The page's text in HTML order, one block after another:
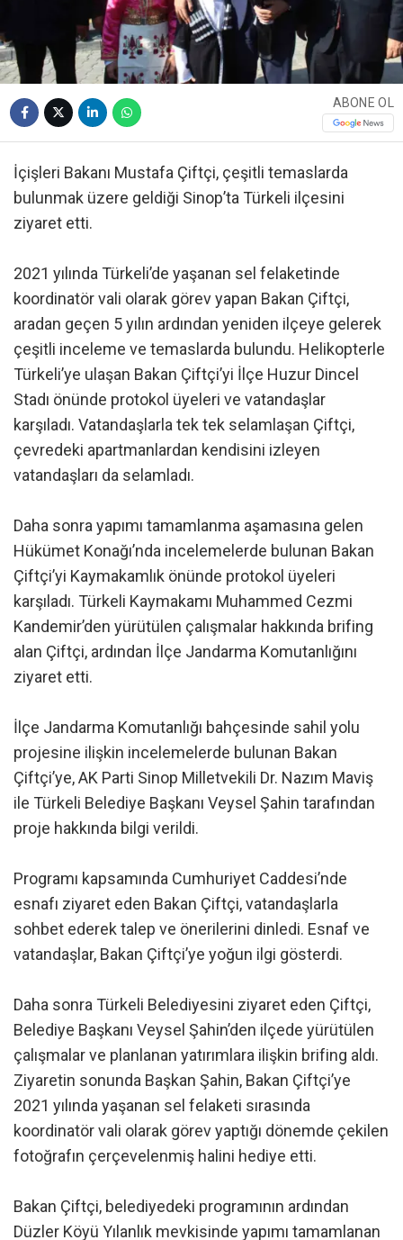
ABONE OL
İçişleri Bakanı Mustafa Çiftçi, çeşitli temaslarda
bulunmak üzere geldiği Sinop’ta Türkeli ilçesini
ziyaret etti.
2021 yılında Türkeli’de yaşanan sel felaketinde
koordinatör vali olarak görev yapan Bakan Çiftçi,
aradan geçen 5 yılın ardından yeniden ilçeye gelerek
çeşitli inceleme ve temaslarda bulundu. Helikopterle
Türkeli’ye ulaşan Bakan Çiftçi’yi İlçe Huzur Dincel
Stadı önünde protokol üyeleri ve vatandaşlar
karşıladı. Vatandaşlarla tek tek selamlaşan Çiftçi,
çevredeki apartmanlardan kendisini izleyen
vatandaşları da selamladı.
Daha sonra yapımı tamamlanma aşamasına gelen
Hükümet Konağı’nda incelemelerde bulunan Bakan
Çiftçi’yi Kaymakamlık önünde protokol üyeleri
karşıladı. Türkeli Kaymakamı Muhammed Cezmi
Kandemir’den yürütülen çalışmalar hakkında brifing
alan Çiftçi, ardından İlçe Jandarma Komutanlığını
ziyaret etti.
İlçe Jandarma Komutanlığı bahçesinde sahil yolu
projesine ilişkin incelemelerde bulunan Bakan
Çiftçi’ye, AK Parti Sinop Milletvekili Dr. Nazım Maviş
ile Türkeli Belediye Başkanı Veysel Şahin tarafından
proje hakkında bilgi verildi.
Programı kapsamında Cumhuriyet Caddesi’nde
esnafı ziyaret eden Bakan Çiftçi, vatandaşlarla
sohbet ederek talep ve önerilerini dinledi. Esnaf ve
vatandaşlar, Bakan Çiftçi’ye yoğun ilgi gösterdi.
Daha sonra Türkeli Belediyesini ziyaret eden Çiftçi,
Belediye Başkanı Veysel Şahin’den ilçede yürütülen
çalışmalar ve planlanan yatırımlara ilişkin brifing aldı.
Ziyaretin sonunda Başkan Şahin, Bakan Çiftçi’ye
2021 yılında yaşanan sel felaketi sırasında
koordinatör vali olarak görev yaptığı dönemde çekilen
fotoğrafın çerçevelenmiş halini hediye etti.
Bakan Çiftçi, belediyedeki programının ardından
Düzler Köyü Yılanlık mevkisinde yapımı tamamlanan